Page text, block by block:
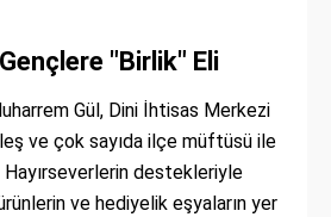
"Birlik" Eli
Gül, Dini İhtisas Merkezi
ve çok sayıda ilçe müftüsü ile
Hayırseverlerin destekleriyle
ve hediyelik eşyaların yer